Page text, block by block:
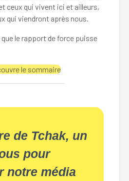
ceux qui vivent ici et ailleurs,
qui viendront après nous.
que le rapport de force puisse
le sommaire
de Tchak, un
pour
notre média